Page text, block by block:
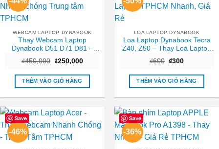
WEBCAM LAPTOP DYNABOOK
Thay Webcam Laptop
Dynabook D51 D71 D81 –
Nhanh chóng Trung tâm
TPHCM
₫450,000 Giá
là:
₫450,000.
₫250,000Giá
tại
₫250,000.
THÊM VÀO GIỎ HÀNG
LOA LAPTOP DYNABOOK
Loa Laptop Dynabook Tecra
Z40, Z50 – Thay Loa Laptop
TPHCM Nhanh, Giá Rẻ
₫600 Giá
là:
₫600.
₫300Giá
tại
là:
₫300.
THÊM VÀO GIỎ HÀNG
Save
-46%
Save
-36%